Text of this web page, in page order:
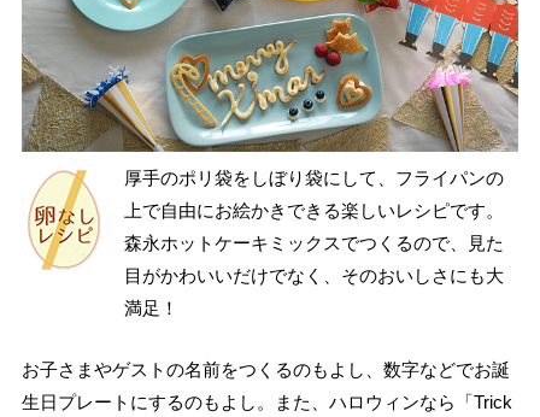
厚手のポリ袋をしぼり袋にして、フライパンの
上で自由にお絵かきできる楽しいレシピです。
森永ホットケーキミックスでつくるので、見た
目がかわいいだけでなく、そのおいしさにも大
満足！
お子さまやゲストの名前をつくるのもよし、数字などでお誕
生日プレートにするのもよし。また、ハロウィンなら「Trick